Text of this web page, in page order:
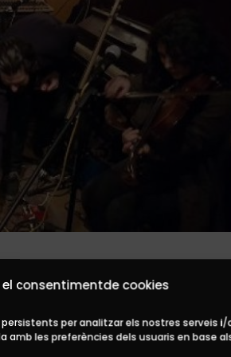
consentimentde cookies
per analitzar els nostres serveis i/
amb les preferències dels usuaris en base